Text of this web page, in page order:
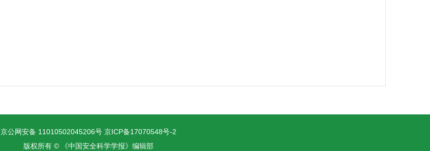
京公网安备 11010502045206号 京ICP备17070548号-2
版权所有 © 《中国安全科学学报》编辑部